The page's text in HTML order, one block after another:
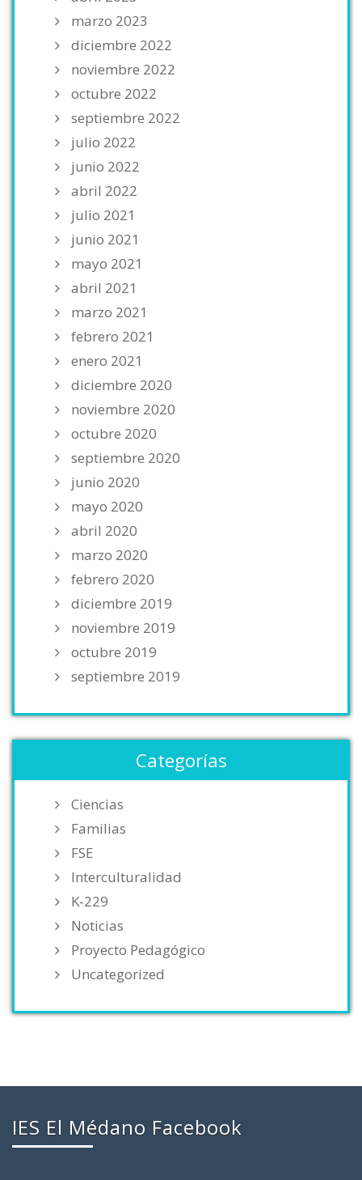
marzo 2023
diciembre 2022
noviembre 2022
octubre 2022
septiembre 2022
julio 2022
junio 2022
abril 2022
julio 2021
junio 2021
mayo 2021
abril 2021
marzo 2021
febrero 2021
enero 2021
diciembre 2020
noviembre 2020
octubre 2020
septiembre 2020
junio 2020
mayo 2020
abril 2020
marzo 2020
febrero 2020
diciembre 2019
noviembre 2019
octubre 2019
septiembre 2019
Categorías
Ciencias
Familias
FSE
Interculturalidad
K-229
Noticias
Proyecto Pedagógico
Uncategorized
IES El Médano Facebook